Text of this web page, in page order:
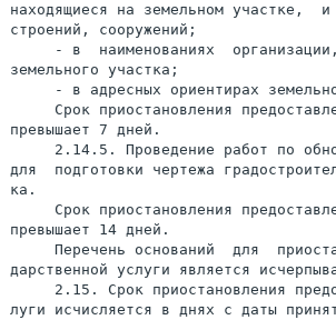
находящиеся на земельном участке,
строений, сооружений;
- в  наименованиях
земельного участка;
- в адресных ориентирах
Срок приостановления
превышает 7 дней.
2.14.5. Проведение работ по
для  подготовки чертежа
ка.
Срок приостановления
превышает 14 дней.
Перечень оснований  для
дарственной услуги является
2.15. Срок приостановления
луги исчисляется в днях с даты